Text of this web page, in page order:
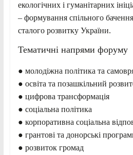
екологічних і гуманітарних
– формування спільного
сталого розвитку України.
Тематичні напрями форуму
● молодіжна політика та
● освіта та позашкільний
● цифрова трансформація
● соціальна політика
● корпоративна соціальна
● грантові та донорські
● розвиток громад